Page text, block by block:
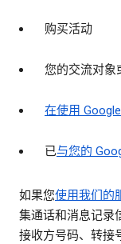
购买活动
您的交流对象
在使用
已与您的
如果您使用我们的
集通话和消息记录
接收方号码、转接